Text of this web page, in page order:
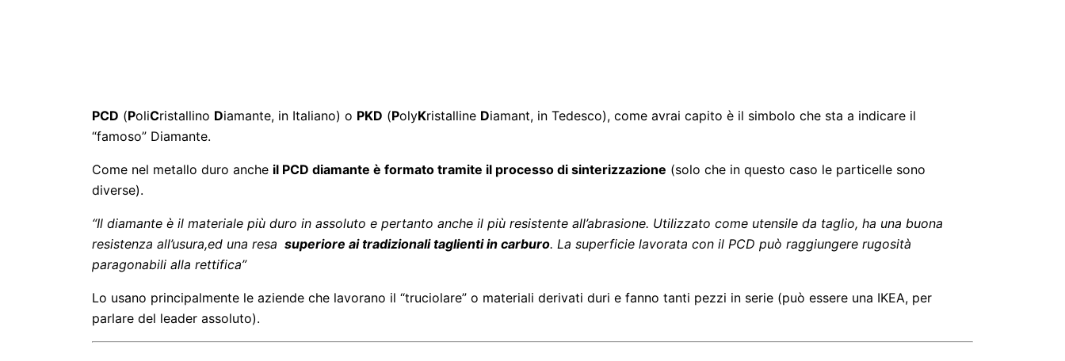
PCD (PoliCristallino Diamante, in Italiano) o PKD (PolyKristalline Diamant, in Tedesco), come avrai capito è il simbolo che sta a indicare il
“famoso” Diamante.
Come nel metallo duro anche il PCD diamante è formato tramite il processo di sinterizzazione (solo che in questo caso le particelle sono
diverse).
“Il diamante è il materiale più duro in assoluto e pertanto anche il più resistente all’abrasione. Utilizzato come utensile da taglio, ha una buona
resistenza all’usura,ed una resa superiore ai tradizionali taglienti in carburo. La superficie lavorata con il PCD può raggiungere rugosità
paragonabili alla rettifica”
Lo usano principalmente le aziende che lavorano il “truciolare” o materiali derivati duri e fanno tanti pezzi in serie (può essere una IKEA, per
parlare del leader assoluto).